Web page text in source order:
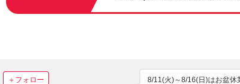
＋フォロー
8/11(火)～8/16(日)はお盆休